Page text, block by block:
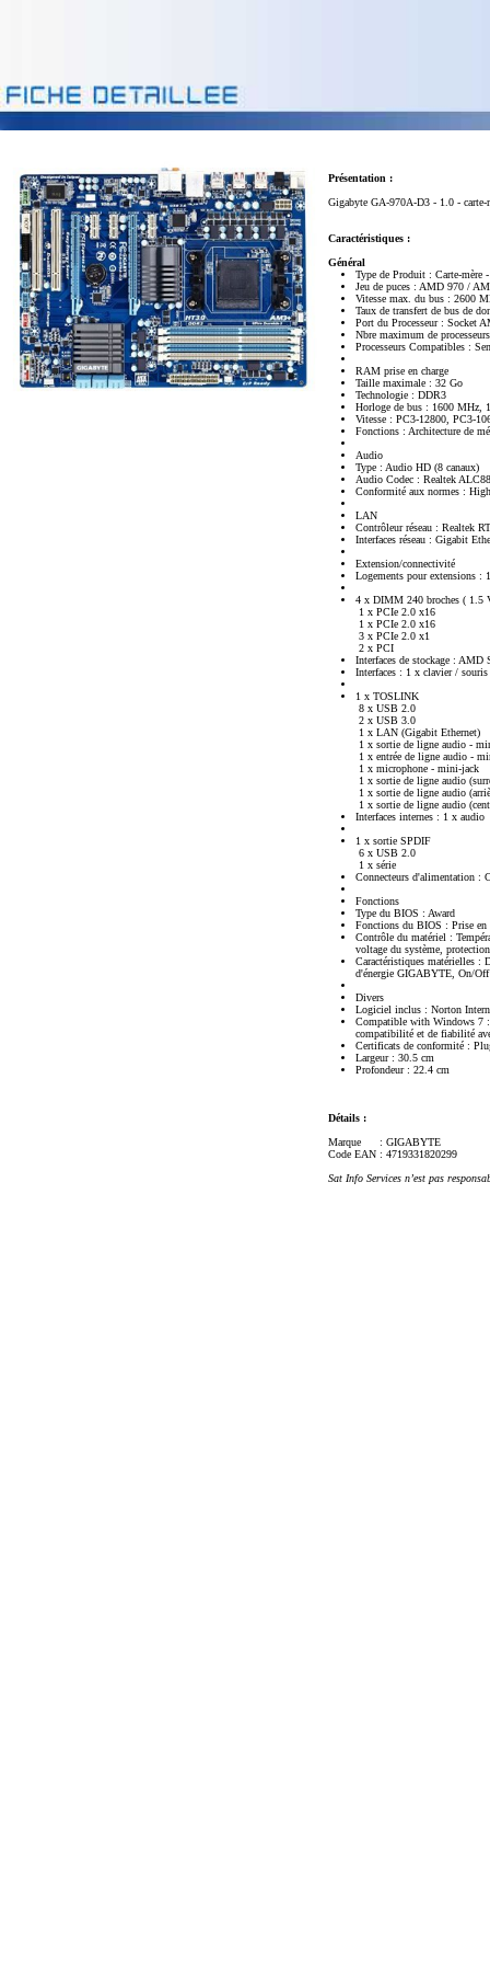
Présentation :
Gigabyte GA-970A-D3 - 1.0 -
Caractéristiques :
Général
Type de Produit : Carte-mère
Jeu de puces : AMD 970 /
Vitesse max. du bus : 2600
Taux de transfert de bus de
Port du Processeur : Socket
Nbre maximum de
Processeurs Compatibles :
RAM prise en charge
Taille maximale : 32 Go
Technologie : DDR3
Horloge de bus : 1600 MHz,
Vitesse : PC3-12800, PC3-
Fonctions : Architecture de
Audio
Type : Audio HD (8 canaux)
Audio Codec : Realtek
Conformité aux normes :
LAN
Contrôleur réseau : Realtek
Interfaces réseau : Gigabit
Extension/connectivité
Logements pour extensions :
4 x DIMM 240 broches ( 1.5
1 x PCIe 2.0 x16
1 x PCIe 2.0 x16
3 x PCIe 2.0 x1
2 x PCI
Interfaces de stockage :
Interfaces : 1 x clavier /
1 x TOSLINK
8 x USB 2.0
2 x USB 3.0
1 x LAN (Gigabit Ethernet)
1 x sortie de ligne audio -
1 x entrée de ligne audio -
1 x microphone - mini-jack
1 x sortie de ligne audio
1 x sortie de ligne audio
1 x sortie de ligne audio
Interfaces internes : 1 x audio
1 x sortie SPDIF
6 x USB 2.0
1 x série
Connecteurs d'alimentation :
Fonctions
Type du BIOS : Award
Fonctions du BIOS : Prise
Contrôle du matériel :
voltage du système,
Caractéristiques matérielles :
d'énergie GIGABYTE, On/
Divers
Logiciel inclus : Norton
Compatible with Windows 7
compatibilité et de fiabilité
Certificats de conformité :
Largeur : 30.5 cm
Profondeur : 22.4 cm
Détails :
Marque
: GIGABYTE
Code EAN : 4719331820299
Sat Info Services n’est pas